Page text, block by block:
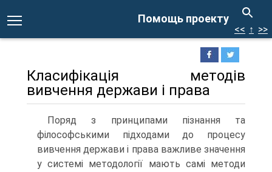
Помощь проекту
<< ↑ >>
Класифікація методів
вивчення держави і права
Поряд з принципами пізнання та
філософськими підходами до процесу
вивчення держави і права важливе значення
у системі методології мають самі методи